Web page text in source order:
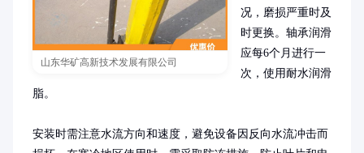
山东华矿高新技术发展有限公司
况，磨损严重时及
时更换。轴承润滑
应每6个月进行一
次，使用耐水润滑
脂。
安装时需注意水流方向和速度，避免设备因反向水流冲击而